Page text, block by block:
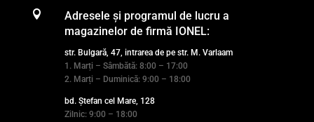

Adresele și programul de lucru a
magazinelor de firmă IONEL:
str. Bulgară, 47, intrarea de pe str. M. Varlaam
1. Marți – Sâmbătă: 8:00 – 17:00
2. Marți – Duminică: 9:00 – 18:00
bd. Ștefan cel Mare, 128
Zilnic: 9:00 – 18:00